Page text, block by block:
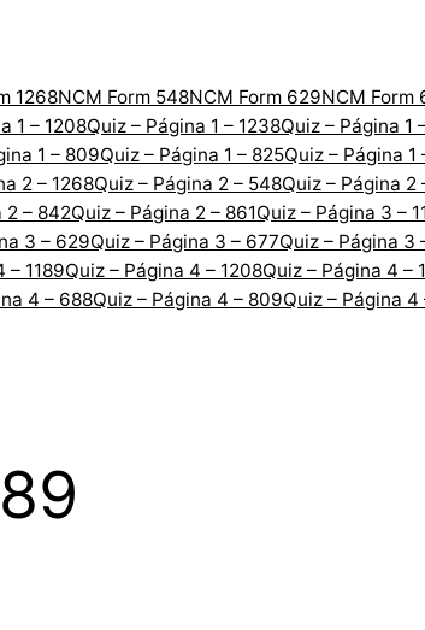
1268NCM Form 548NCM Form 629NCM Form
1 – 1208Quiz – Página 1 – 1238Quiz – Página 1
1 – 809Quiz – Página 1 – 825Quiz – Página 1
2 – 1268Quiz – Página 2 – 548Quiz – Página 2
2 – 842Quiz – Página 2 – 861Quiz – Página 3 –
3 – 629Quiz – Página 3 – 677Quiz – Página 3
– 1189Quiz – Página 4 – 1208Quiz – Página 4 –
4 – 688Quiz – Página 4 – 809Quiz – Página 4